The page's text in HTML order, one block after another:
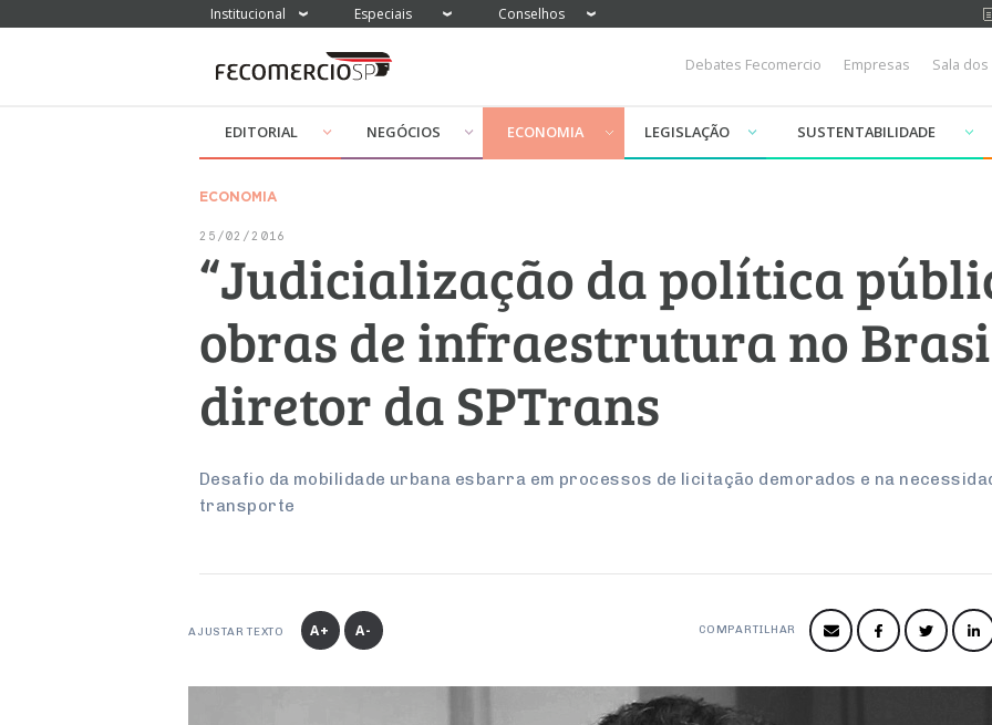
Institucional Especiais Conselhos
Debates Fecomercio Empresas Sala
EDITORIAL NEGÓCIOS ECONOMIA LEGISLAÇÃO SUSTENTABILIDADE
ECONOMIA
25/02/2016
“Judicialização da política
obras de infraestrutura no
diretor da SPTrans
Desafio da mobilidade urbana esbarra em processos de licitação demorados e na
transporte
AJUSTAR TEXTO A+ A- COMPARTILHAR